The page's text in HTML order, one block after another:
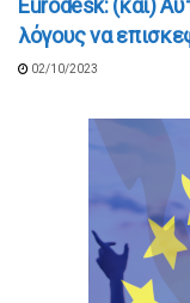
Εurodesk: (και)
λόγους να
02/10/2023